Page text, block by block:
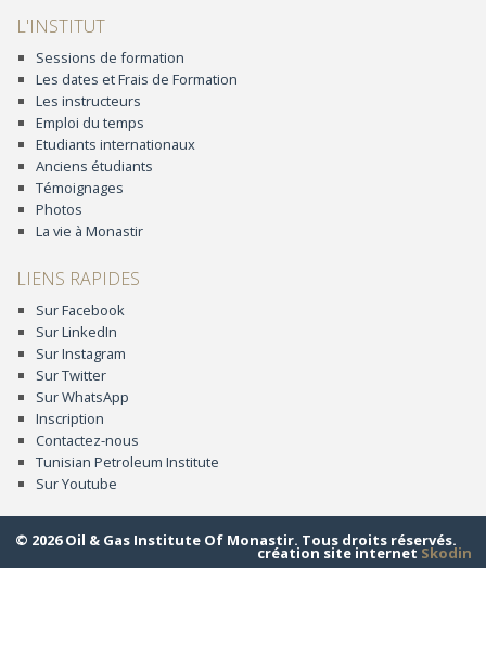
L'INSTITUT
Sessions de formation
Les dates et Frais de Formation
Les instructeurs
Emploi du temps
Etudiants internationaux
Anciens étudiants
Témoignages
Photos
La vie à Monastir
LIENS RAPIDES
Sur Facebook
Sur LinkedIn
Sur Instagram
Sur Twitter
Sur WhatsApp
Inscription
Contactez-nous
Tunisian Petroleum Institute
Sur Youtube
© 2026 Oil & Gas Institute Of Monastir. Tous droits réservés.
création site internet Skodin